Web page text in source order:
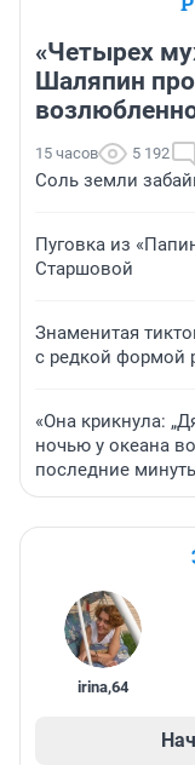
«Четырех
Шаляпин
15 часов 5 192
Соль земли
Пуговка из
Старшовой
Знаменитая
с редкой формой
«Она крикнула:
ночью у океана
последние
irina,64